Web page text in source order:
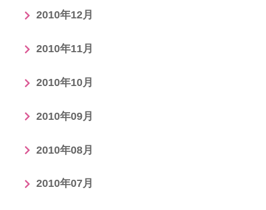
2010年12月
2010年11月
2010年10月
2010年09月
2010年08月
2010年07月